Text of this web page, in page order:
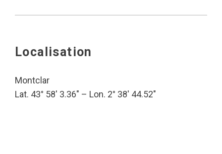
Localisation
Montclar
Lat. 43° 58′ 3.36″ – Lon. 2° 38′ 44.52″